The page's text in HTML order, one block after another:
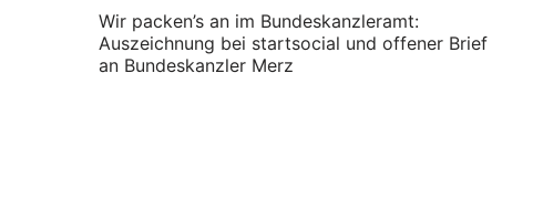
Wir packen’s an im Bundeskanzleramt:
Auszeichnung bei startsocial und offener Brief
an Bundeskanzler Merz